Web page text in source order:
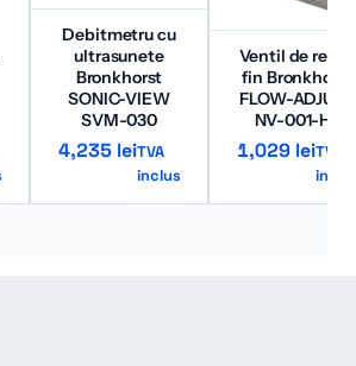
Debitmetru cu
ultrasunete
Bronkhorst
SONIC-VIEW
SVM-030
4,235 leiTVA
inclus
Ventil de reglaj
fin Bronkhorst
FLOW-ADJUST
NV-001-HR
1,029 leiTVA